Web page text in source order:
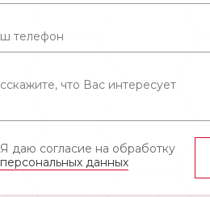
Я даю согласие на обработку
персональных данных